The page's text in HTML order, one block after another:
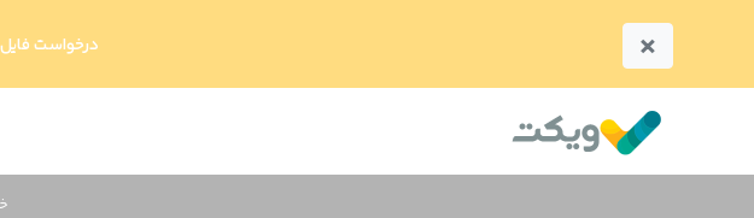
× درخواست فایل